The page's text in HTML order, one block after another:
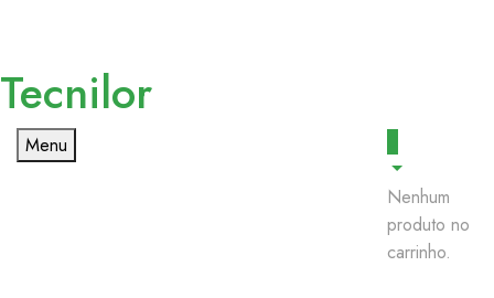
Tecnilor
Menu
Nenhum
produto no
carrinho.